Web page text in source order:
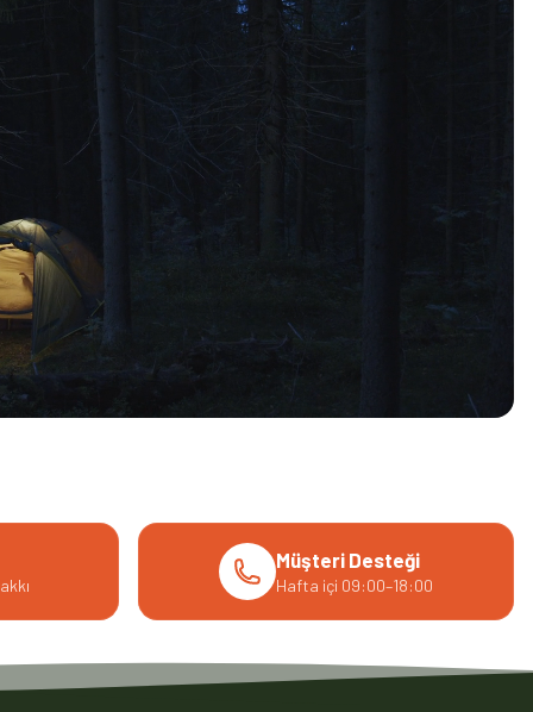
Müşteri Desteği
Hafta içi 09:00–18:00